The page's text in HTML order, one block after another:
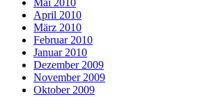
Mai 2010
April 2010
März 2010
Februar 2010
Januar 2010
Dezember 2009
November 2009
Oktober 2009